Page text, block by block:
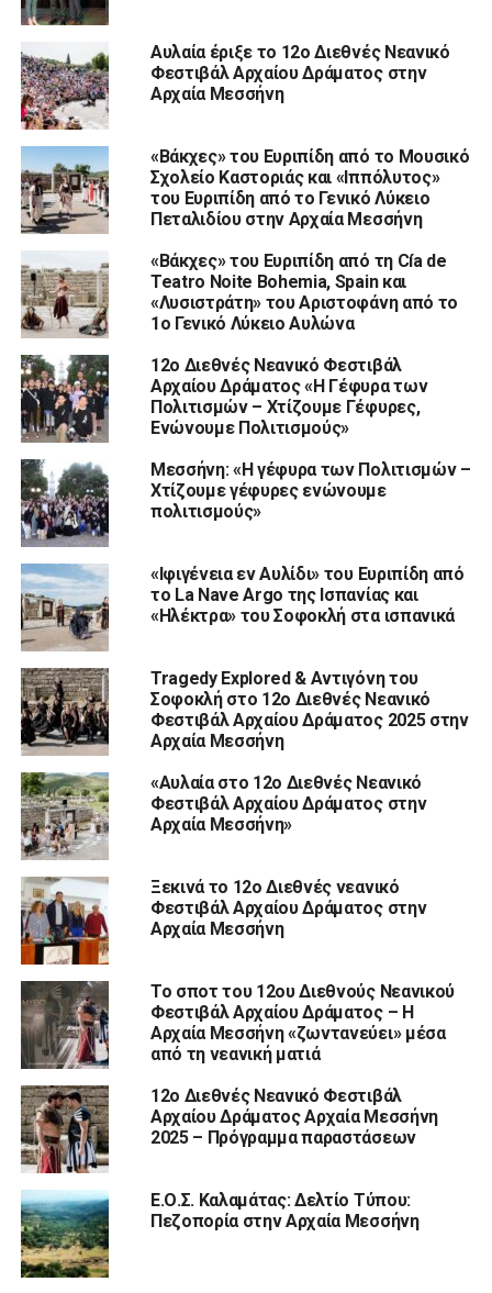
Αυλαία έριξε το 12ο Διεθνές Νεανικό
Φεστιβάλ Αρχαίου Δράματος στην
Αρχαία Μεσσήνη
«Βάκχες» του Ευριπίδη από το Μουσικό
Σχολείο Καστοριάς και «Ιππόλυτος»
του Ευριπίδη από το Γενικό Λύκειο
Πεταλιδίου στην Αρχαία Μεσσήνη
«Βάκχες» του Ευριπίδη από τη Cía de
Teatro Noite Bohemia, Spain και
«Λυσιστράτη» του Αριστοφάνη από το
1ο Γενικό Λύκειο Αυλώνα
12ο Διεθνές Νεανικό Φεστιβάλ
Αρχαίου Δράματος «Η Γέφυρα των
Πολιτισμών – Χτίζουμε Γέφυρες,
Ενώνουμε Πολιτισμούς»
Μεσσήνη: «Η γέφυρα των Πολιτισμών –
Χτίζουμε γέφυρες ενώνουμε
πολιτισμούς»
«Ιφιγένεια εν Αυλίδι» του Ευριπίδη από
το La Nave Argo της Ισπανίας και
«Ηλέκτρα» του Σοφοκλή στα ισπανικά
Tragedy Explored & Αντιγόνη του
Σοφοκλή στο 12ο Διεθνές Νεανικό
Φεστιβάλ Αρχαίου Δράματος 2025 στην
Αρχαία Μεσσήνη
«Αυλαία στο 12ο Διεθνές Νεανικό
Φεστιβάλ Αρχαίου Δράματος στην
Αρχαία Μεσσήνη»
Ξεκινά το 12ο Διεθνές νεανικό
Φεστιβάλ Αρχαίου Δράματος στην
Αρχαία Μεσσήνη
Το σποτ του 12ου Διεθνούς Νεανικού
Φεστιβάλ Αρχαίου Δράματος – Η
Αρχαία Μεσσήνη «ζωντανεύει» μέσα
από τη νεανική ματιά
12ο Διεθνές Νεανικό Φεστιβάλ
Αρχαίου Δράματος Αρχαία Μεσσήνη
2025 – Πρόγραμμα παραστάσεων
Ε.Ο.Σ. Καλαμάτας: Δελτίο Τύπου:
Πεζοπορία στην Αρχαία Μεσσήνη